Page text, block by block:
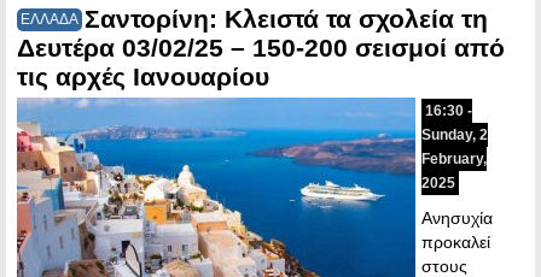
ΕΛΛΑΔΑ Σαντορίνη: Κλειστά τα σχολεία τη
Δευτέρα 03/02/25 – 150-200 σεισμοί από
τις αρχές Ιανουαρίου
16:30 -
Sunday, 2
February,
2025
Ανησυχία
προκαλεί
στους